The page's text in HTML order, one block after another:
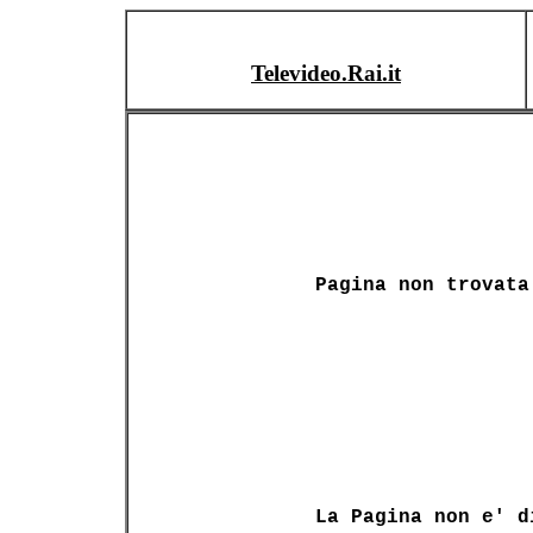
Televideo.Rai.it
Pagina non trovata
La Pagina non e'